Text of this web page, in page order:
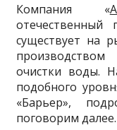
Компания «
отечественный
существует на
производством
очистки воды.
подобного
«Барьер»,
поговорим далее.